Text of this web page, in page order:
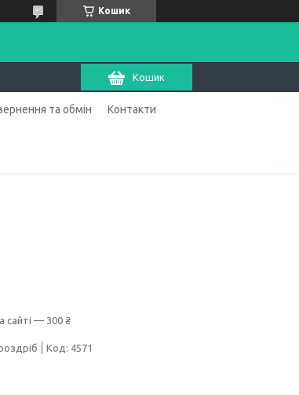
Кошик
Кошик
та обмін Контакти
сайті — 300 ₴
Код: 4571